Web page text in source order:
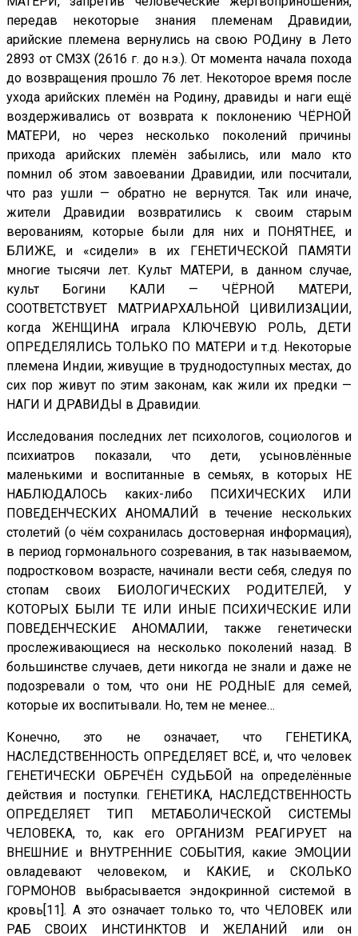
передав некоторые знания племенам Дравидии,
арийские племена вернулись на свою РОДину в Лето
2893 от СМЗХ (2616 г. до н.э.). От момента начала похода
до возвращения прошло 76 лет. Некоторое время после
ухода арийских племён на Родину, дравиды и наги ещё
воздерживались от возврата к поклонению ЧЁРНОЙ
МАТЕРИ, но через несколько поколений причины
прихода арийских племён забылись, или мало кто
помнил об этом завоевании Дравидии, или посчитали,
что раз ушли — обратно не вернутся. Так или иначе,
жители Дравидии возвратились к своим старым
верованиям, которые были для них и ПОНЯТНЕЕ, и
БЛИЖЕ, и «сидели» в их ГЕНЕТИЧЕСКОЙ ПАМЯТИ
многие тысячи лет. Культ МАТЕРИ, в данном случае,
культ Богини КАЛИ — ЧЁРНОЙ МАТЕРИ,
СООТВЕТСТВУЕТ МАТРИАРХАЛЬНОЙ ЦИВИЛИЗАЦИИ,
когда ЖЕНЩИНА играла КЛЮЧЕВУЮ РОЛЬ, ДЕТИ
ОПРЕДЕЛЯЛИСЬ ТОЛЬКО ПО МАТЕРИ и т.д. Некоторые
племена Индии, живущие в труднодоступных местах, до
сих пор живут по этим законам, как жили их предки —
НАГИ И ДРАВИДЫ в Дравидии.
Исследования последних лет психологов, социологов и
психиатров показали, что дети, усыновлённые
маленькими и воспитанные в семьях, в которых НЕ
НАБЛЮДАЛОСЬ каких-либо ПСИХИЧЕСКИХ ИЛИ
ПОВЕДЕНЧЕСКИХ АНОМАЛИЙ в течение нескольких
столетий (о чём сохранилась достоверная информация),
в период гормонального созревания, в так называемом,
подростковом возрасте, начинали вести себя, следуя по
стопам своих БИОЛОГИЧЕСКИХ РОДИТЕЛЕЙ, У
КОТОРЫХ БЫЛИ ТЕ ИЛИ ИНЫЕ ПСИХИЧЕСКИЕ ИЛИ
ПОВЕДЕНЧЕСКИЕ АНОМАЛИИ, также генетически
прослеживающиеся на несколько поколений назад. В
большинстве случаев, дети никогда не знали и даже не
подозревали о том, что они НЕ РОДНЫЕ для семей,
которые их воспитывали. Но, тем не менее…
Конечно, это не означает, что ГЕНЕТИКА,
НАСЛЕДСТВЕННОСТЬ ОПРЕДЕЛЯЕТ ВСЁ, и, что человек
ГЕНЕТИЧЕСКИ ОБРЕЧЁН СУДЬБОЙ на определённые
действия и поступки. ГЕНЕТИКА, НАСЛЕДСТВЕННОСТЬ
ОПРЕДЕЛЯЕТ ТИП МЕТАБОЛИЧЕСКОЙ СИСТЕМЫ
ЧЕЛОВЕКА, то, как его ОРГАНИЗМ РЕАГИРУЕТ на
ВНЕШНИЕ и ВНУТРЕННИЕ СОБЫТИЯ, какие ЭМОЦИИ
овладевают человеком, и КАКИЕ, и СКОЛЬКО
ГОРМОНОВ выбрасывается эндокринной системой в
кровь[11]. А это означает только то, что ЧЕЛОВЕК или
РАБ СВОИХ ИНСТИНКТОВ И ЖЕЛАНИЙ или он